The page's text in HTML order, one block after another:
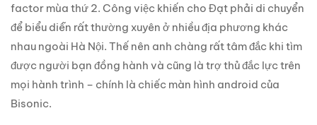
factor mùa thứ 2. Công việc khiến cho Đạt phải di chuyển
để biểu diễn rất thường xuyên ở nhiều địa phương khác
nhau ngoài Hà Nội. Thế nên anh chàng rất tâm đắc khi tìm
được người bạn đồng hành và cũng là trợ thủ đắc lực trên
mọi hành trình – chính là chiếc màn hình android của
Bisonic.